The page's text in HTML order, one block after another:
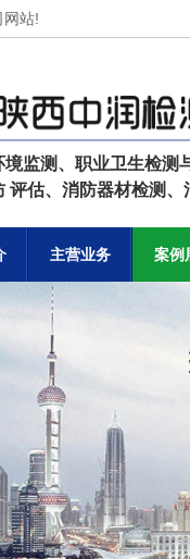
网站!
境监测、职业卫生检测
评估、消防器材检测、
主营业务 案例